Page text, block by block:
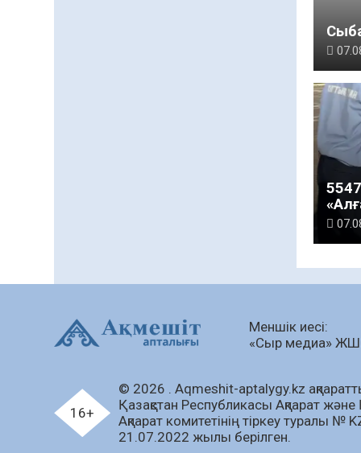
Меншік иесі:
«Сыр медиа»
16+
© 2026 . Аqmeshit-aptalygy.kz
Қазақстан Республикасы Ақпарат
Ақпарат комитетінің тіркеу туралы №
21.07.2022 жылы берілген.